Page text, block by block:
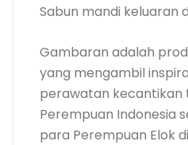
Sabun mandi keluaran
Gambaran adalah
yang mengambil
perawatan kecantikan
Perempuan Indonesia
para Perempuan Elok